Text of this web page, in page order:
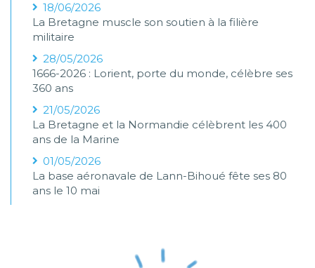
18/06/2026
La Bretagne muscle son soutien à la filière
militaire
28/05/2026
1666-2026 : Lorient, porte du monde, célèbre ses
360 ans
21/05/2026
La Bretagne et la Normandie célèbrent les 400
ans de la Marine
01/05/2026
La base aéronavale de Lann-Bihoué fête ses 80
ans le 10 mai